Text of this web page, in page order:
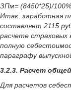
ЗПм= (8450*25)/
Итак, заработная
составляет 2115
расчете страховых
полную
параграфу
3.2.3. Расчет
Для расчетов